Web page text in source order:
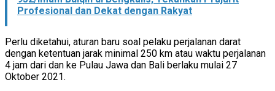
Profesional dan Dekat dengan Rakyat
Perlu diketahui, aturan baru soal pelaku perjalanan darat
dengan ketentuan jarak minimal 250 km atau waktu perjalanan
4 jam dari dan ke Pulau Jawa dan Bali berlaku mulai 27
Oktober 2021.